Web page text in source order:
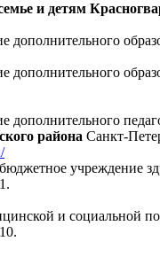
и детям
дополнительного
дополнительного
дополнительного
района Санкт-
учреждение
и социальной